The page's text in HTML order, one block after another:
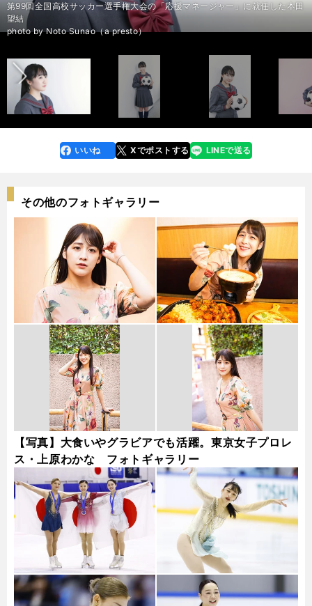
第99回全国高校サッカー選手権大会の「応援マネージャー」に就任した本田
望結
photo by Noto Sunao（a presto）
第99回全国高校サッカー選手権大会の「応援マネージャー」に就任した本田
望結
photo by Noto Sunao（a presto）
第99回全国高校サッカー選手権大会の「応援マネージャー」に就任した本田
望結
photo by Noto Sunao（a presto）
第99回全国高校サッカー選手権大会の「応援マネージャー」に就任した本田
望結
photo by Noto Sunao（a presto）
第99回全国高校サッカー選手権大会の「応援マネージャー」に就任した本田
望結
photo by Noto Sunao（a presto）
第99回全国高校サッカー選手権大会の「応援マネージャー」に就任した本田
望結
photo by Noto Sunao（a presto）
第99回全国高校サッカー選手権大会の「応援マネージャー」に就任した本田
望結
photo by Noto Sunao（a presto）
第99回全国高校サッカー選手権大会の「応援マネージャー」に就任した本田
望結
photo by Noto Sunao（a presto）
前へ
faceboo
k
いいね Xでポストする
line LINEで送る
その他のフォトギャラリー
【写真】大食いやグラビアでも活躍。東京女子プロレ
ス・上原わかな フォトギャラリー